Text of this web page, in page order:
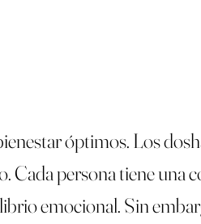
óptimos. Los
persona tiene una
emocional. Sin